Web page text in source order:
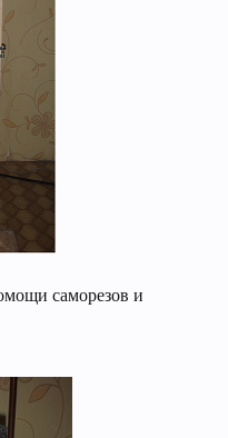
на
и
Пиво
саморезов и